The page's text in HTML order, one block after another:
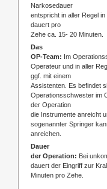
Narkosedauer
entspricht in aller Regel
dauert pro
Zehe ca. 15- 20 Minuten.
Das
OP-Team: Im
Operateur und in aller
ggf. mit einem
Assistenten. Es befindet
Operationsschwester im
der Operation
die Instrumente anreicht
sogenannter Springer
anreichen.
Dauer
der Operation: Bei
dauert der Eingriff zur
Minuten pro Zehe.